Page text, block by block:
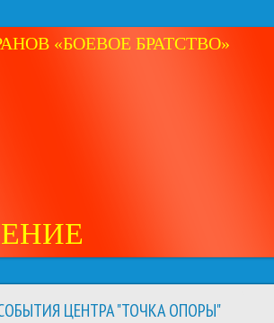
«БОЕВОЕ БРАТСТВО»
ЦЕНТРА "ТОЧКА ОПОРЫ"